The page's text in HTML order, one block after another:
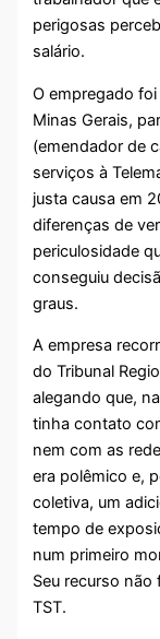
perigosas
salário.
O empregado
Minas Gerais,
(emendador de
serviços à
justa causa em
diferenças de
periculosidade
conseguiu
graus.
A empresa
do Tribunal
alegando que,
tinha contato
nem com as
era polêmico e,
coletiva, um
tempo de
num primeiro
Seu recurso não
TST.